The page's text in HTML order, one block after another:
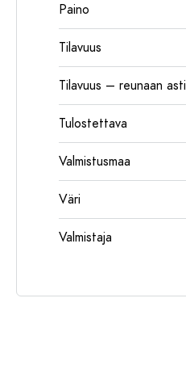
Paino
Tilavuus
Tilavuus – reunaan asti
Tulostettava
Valmistusmaa
Väri
Valmistaja